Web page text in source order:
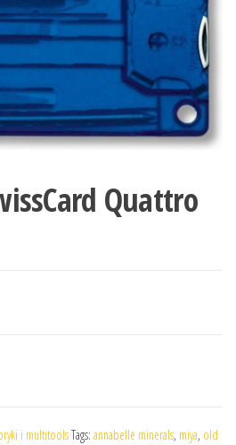
Quattro
i multitoolsTags: annabelle minerals, miya, old